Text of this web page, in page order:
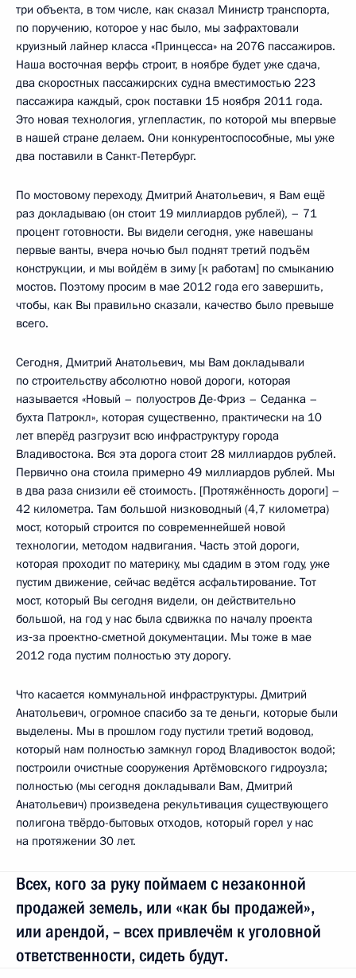
три объекта, в том числе, как сказал Министр транспорта,
по поручению, которое у нас было, мы зафрахтовали
круизный лайнер класса «Принцесса» на 2076 пассажиров.
Наша восточная верфь строит, в ноябре будет уже сдача,
два скоростных пассажирских судна вместимостью 223
пассажира каждый, срок поставки 15 ноября 2011 года.
Это новая технология, углепластик, по которой мы впервые
в нашей стране делаем. Они конкурентоспособные, мы уже
два поставили в Санкт-Петербург.
По мостовому переходу, Дмитрий Анатольевич, я Вам ещё
раз докладываю (он стоит 19 миллиардов рублей), – 71
процент готовности. Вы видели сегодня, уже навешаны
первые ванты, вчера ночью был поднят третий подъём
конструкции, и мы войдём в зиму [к работам] по смыканию
мостов. Поэтому просим в мае 2012 года его завершить,
чтобы, как Вы правильно сказали, качество было превыше
всего.
Сегодня, Дмитрий Анатольевич, мы Вам докладывали
по строительству абсолютно новой дороги, которая
называется «Новый – полуостров Де-Фриз – Седанка –
бухта Патрокл», которая существенно, практически на 10
лет вперёд разгрузит всю инфраструктуру города
Владивостока. Вся эта дорога стоит 28 миллиардов рублей.
Первично она стоила примерно 49 миллиардов рублей. Мы
в два раза снизили её стоимость. [Протяжённость дороги] –
42 километра. Там большой низководный (4,7 километра)
мост, который строится по современнейшей новой
технологии, методом надвигания. Часть этой дороги,
которая проходит по материку, мы сдадим в этом году, уже
пустим движение, сейчас ведётся асфальтирование. Тот
мост, который Вы сегодня видели, он действительно
большой, на год у нас была сдвижка по началу проекта
из‑за проектно-сметной документации. Мы тоже в мае
2012 года пустим полностью эту дорогу.
Что касается коммунальной инфраструктуры. Дмитрий
Анатольевич, огромное спасибо за те деньги, которые были
выделены. Мы в прошлом году пустили третий водовод,
который нам полностью замкнул город Владивосток водой;
построили очистные сооружения Артёмовского гидроузла;
полностью (мы сегодня докладывали Вам, Дмитрий
Анатольевич) произведена рекультивация существующего
полигона твёрдо-бытовых отходов, который горел у нас
на протяжении 30 лет.
Всех, кого за руку поймаем с незаконной
продажей земель, или «как бы продажей»,
или арендой, – всех привлечём к уголовной
ответственности, сидеть будут.